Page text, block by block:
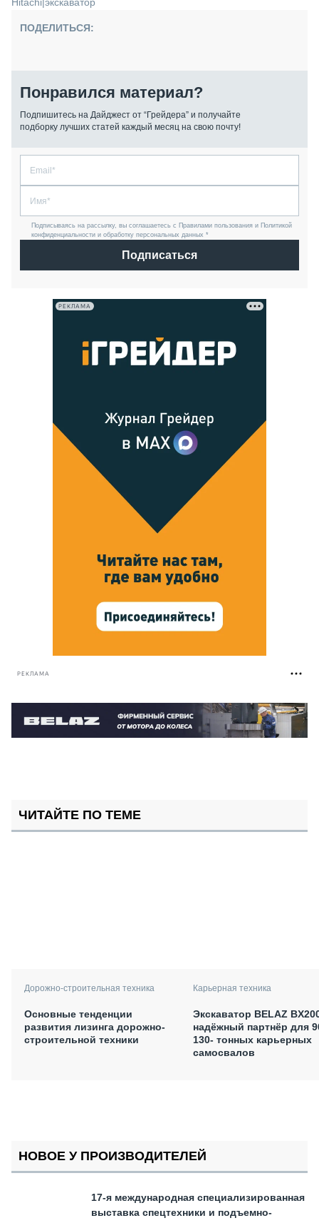
ПОДЕЛИТЬСЯ:
Понравился материал?
Подпишитесь на Дайджест от “Грейдера” и получайте
подборку лучших статей каждый месяц на свою почту!
Подписываясь на рассылку, вы соглашаетесь с Правилами пользования и Политикой
конфиденциальности и обработку персональных данных *
Подписаться
РЕКЛАМА
РЕКЛАМА
ЧИТАЙТЕ ПО ТЕМЕ
Дорожно-строительная техника
Основные тенденции
развития лизинга дорожно-
строительной техники
Карьерная техника
Экскаватор BELAZ
надёжный партнёр для
130- тонных карьерных
самосвалов
НОВОЕ У ПРОИЗВОДИТЕЛЕЙ
17-я международная специализированная
выставка спецтехники и подъемно-